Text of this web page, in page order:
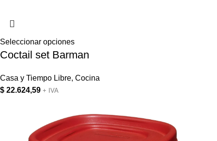
Seleccionar opciones
Coctail set Barman
Casa y Tiempo Libre, Cocina
$ 22.624,59 + IVA